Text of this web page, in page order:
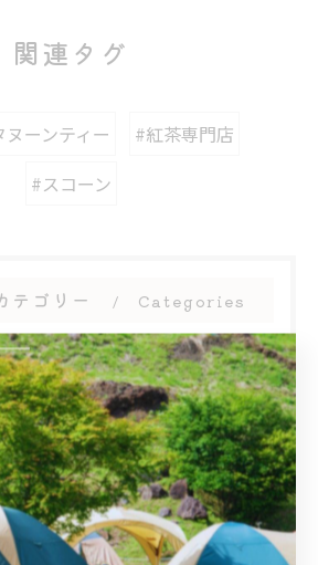
関連タグ
ーンティー
#紅茶専門店
#スコーン
テゴリー Categories
てのカテゴリー
辺施設
フタヌーンティー
体
人数
心者